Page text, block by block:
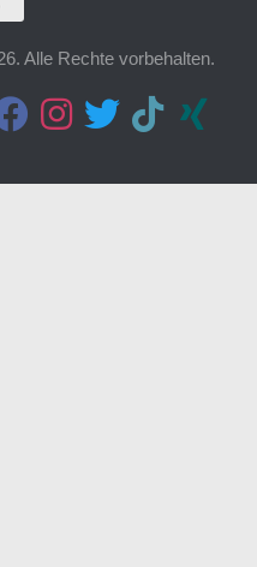
Alle Rechte vorbehalten.